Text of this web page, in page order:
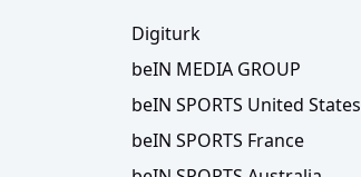
Digiturk
beIN MEDIA GROUP
beIN SPORTS United States
beIN SPORTS France